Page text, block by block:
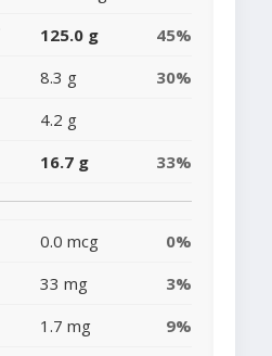
125.0 g
45%
8.3 g
30%
4.2 g
16.7 g 33%
0.0 mcg
0%
33 mg
3%
1.7 mg
9%